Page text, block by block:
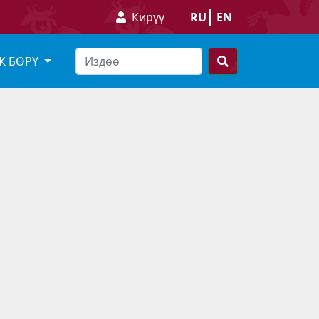
Кирүү RU EN
БӨРҮ